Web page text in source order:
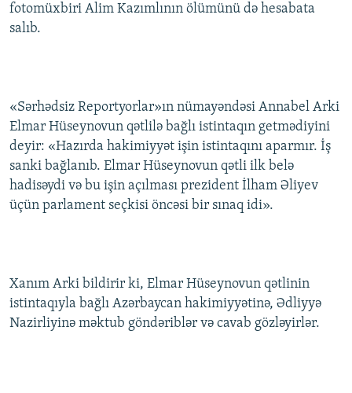
fotomüxbiri Alim Kazımlının ölümünü də hesabata
salıb.
«Sərhədsiz Reportyorlar»ın nümayəndəsi Annabel Arki
Elmar Hüseynovun qətlilə bağlı istintaqın getmədiyini
deyir: «Hazırda hakimiyyət işin istintaqını aparmır. İş
sanki bağlanıb. Elmar Hüseynovun qətli ilk belə
hadisəydi və bu işin açılması prezident İlham Əliyev
üçün parlament seçkisi öncəsi bir sınaq idi».
Xanım Arki bildirir ki, Elmar Hüseynovun qətlinin
istintaqıyla bağlı Azərbaycan hakimiyyətinə, Ədliyyə
Nazirliyinə məktub göndəriblər və cavab gözləyirlər.